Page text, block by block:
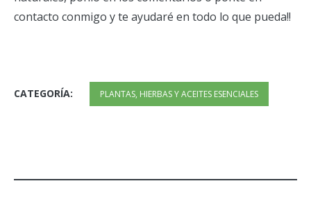
contacto conmigo y te ayudaré en todo lo que pueda!!
CATEGORÍA: PLANTAS, HIERBAS Y ACEITES ESENCIALES